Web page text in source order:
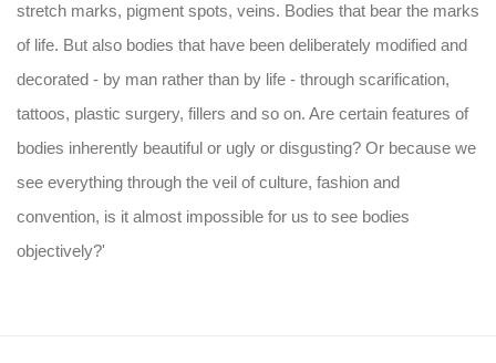
stretch marks, pigment spots, veins. Bodies that bear the marks
of life. But also bodies that have been deliberately modified and
decorated - by man rather than by life - through scarification,
tattoos, plastic surgery, fillers and so on. Are certain features of
bodies inherently beautiful or ugly or disgusting? Or because we
see everything through the veil of culture, fashion and
convention, is it almost impossible for us to see bodies
objectively?'